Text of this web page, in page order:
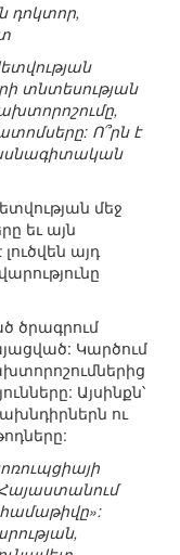
դոկտոր,
տնտեսության
Ո՞րն է
մեջ
եւ այն
այդ
ծրագրում
Կարծում
Այսինքն՝
ու